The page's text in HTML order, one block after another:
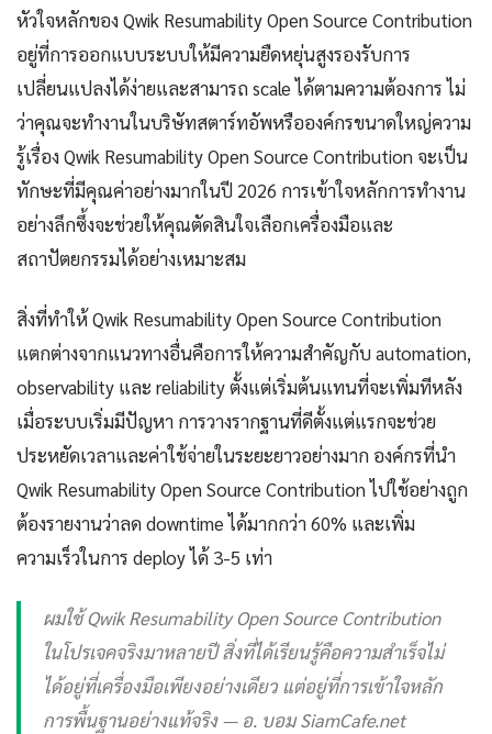
หัวใจหลักของ Qwik Resumability Open Source Contribution
อยู่ที่การออกแบบระบบให้มีความยืดหยุ่นสูงรองรับการ
เปลี่ยนแปลงได้ง่ายและสามารถ scale ได้ตามความต้องการ ไม่
ว่าคุณจะทำงานในบริษัทสตาร์ทอัพหรือองค์กรขนาดใหญ่ความ
รู้เรื่อง Qwik Resumability Open Source Contribution จะเป็น
ทักษะที่มีคุณค่าอย่างมากในปี 2026 การเข้าใจหลักการทำงาน
อย่างลึกซึ้งจะช่วยให้คุณตัดสินใจเลือกเครื่องมือและ
สถาปัตยกรรมได้อย่างเหมาะสม
สิ่งที่ทำให้ Qwik Resumability Open Source Contribution
แตกต่างจากแนวทางอื่นคือการให้ความสำคัญกับ automation,
observability และ reliability ตั้งแต่เริ่มต้นแทนที่จะเพิ่มทีหลัง
เมื่อระบบเริ่มมีปัญหา การวางรากฐานที่ดีตั้งแต่แรกจะช่วย
ประหยัดเวลาและค่าใช้จ่ายในระยะยาวอย่างมาก องค์กรที่นำ
Qwik Resumability Open Source Contribution ไปใช้อย่างถูก
ต้องรายงานว่าลด downtime ได้มากกว่า 60% และเพิ่ม
ความเร็วในการ deploy ได้ 3-5 เท่า
ผมใช้ Qwik Resumability Open Source Contribution
ในโปรเจคจริงมาหลายปี สิ่งที่ได้เรียนรู้คือความสำเร็จไม่
ได้อยู่ที่เครื่องมือเพียงอย่างเดียว แต่อยู่ที่การเข้าใจหลัก
การพื้นฐานอย่างแท้จริง — อ. บอม SiamCafe.net